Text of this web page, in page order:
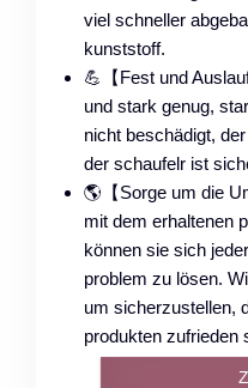
viel schneller
kunststoff.
💪【Fest und
und stark genug,
nicht beschädigt,
der schaufelr ist
🌎【Sorge um die
mit dem erhaltenen
können sie sich
problem zu lösen.
um sicherzustellen,
produkten zufrieden